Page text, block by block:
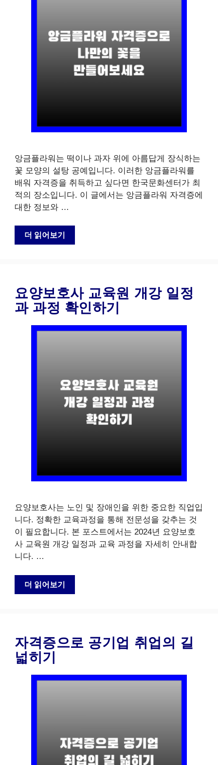
앙금플라워는 떡이나 과자 위에 아름답게 장식하는
꽃 모양의 설탕 공예입니다. 이러한 앙금플라워를
배워 자격증을 취득하고 싶다면 한국문화센터가 최
적의 장소입니다. 이 글에서는 앙금플라워 자격증에
대한 정보와 …
더 읽어보기
요양보호사 교육원 개강 일정
과 과정 확인하기
요양보호사는 노인 및 장애인을 위한 중요한 직업입
니다. 정확한 교육과정을 통해 전문성을 갖추는 것
이 필요합니다. 본 포스트에서는 2024년 요양보호
사 교육원 개강 일정과 교육 과정을 자세히 안내합
니다. …
더 읽어보기
자격증으로 공기업 취업의 길
넓히기